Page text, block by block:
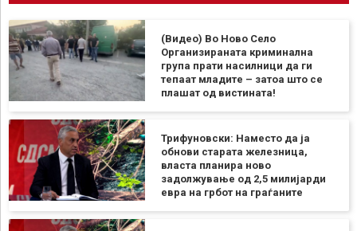
(Видео) Во Ново Село
Организираната криминална
група прати насилници да ги
тепаат младите – затоа што се
плашат од вистината!
Трифуновски: Наместо да ја
обнови старата железница,
власта планира ново
задолжување од 2,5 милијарди
евра на грбот на граѓаните